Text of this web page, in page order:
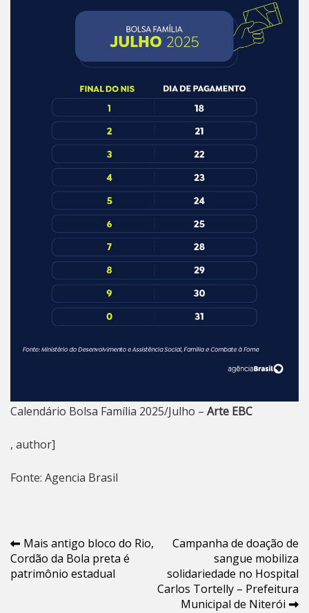
Calendário Bolsa Família 2025/Julho – Arte EBC
, author]
Fonte: Agencia Brasil
Navegação
de
Mais antigo bloco do Rio,
Cordão da Bola preta é
patrimônio estadual
Campanha de doação de
sangue mobiliza
solidariedade no Hospital
Carlos Tortelly – Prefeitura
Municipal de Niterói